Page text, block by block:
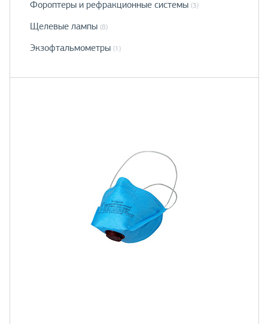
Фороптеры и рефракционные системы (3)
Щелевые лампы (8)
Экзофтальмометры (1)